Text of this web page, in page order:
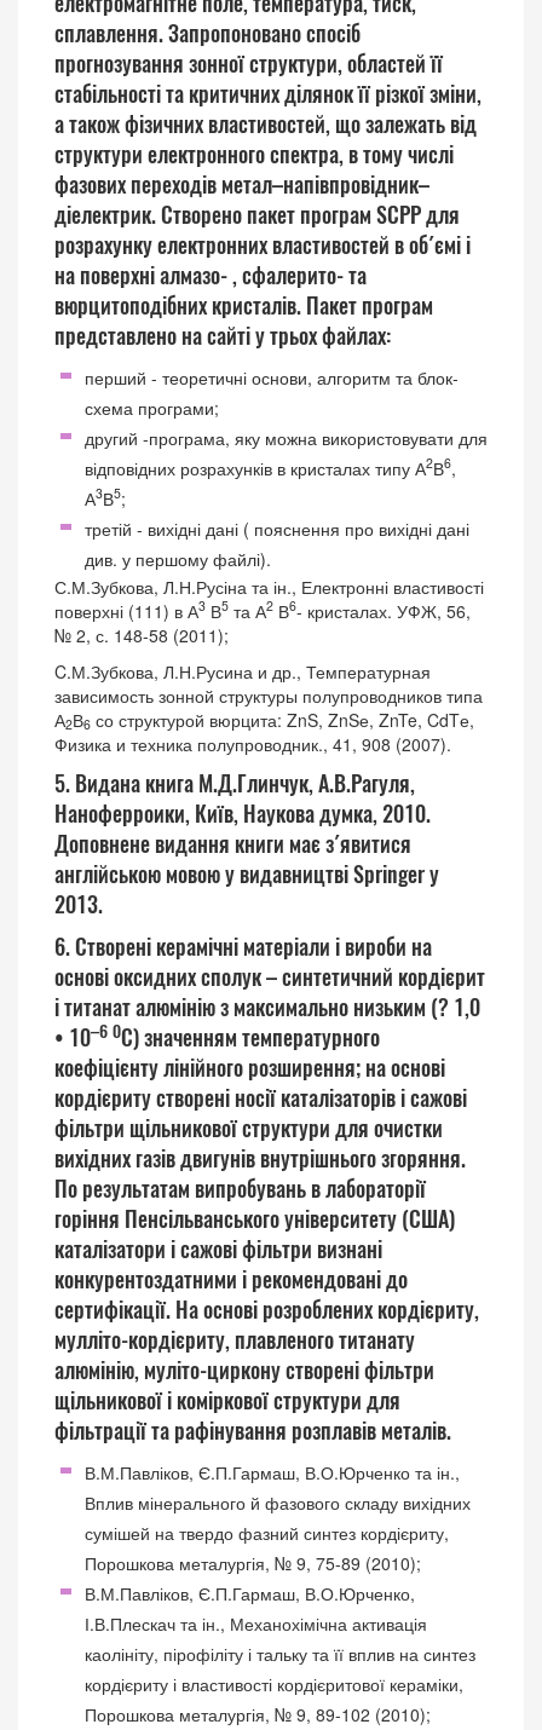
сплавлення. Запропоновано спосіб
прогнозування зонної структури, областей її
стабільності та критичних ділянок її різкої зміни,
а також фізичних властивостей, що залежать від
структури електронного спектра, в тому числі
фазових переходів метал–напівпровідник–
діелектрик. Створено пакет програм SCPP для
розрахунку електронних властивостей в об´ємі і
на поверхні алмазо- , сфалерито- та
вюрцитоподібних кристалів. Пакет програм
представлено на сайті у трьох файлах:
перший - теоретичні основи, алгоритм та блок-
схема програми;
другий -програма, яку можна використовувати для
відповідних розрахунків в кристалах типу А2В6,
А3В5;
третій - вихідні дані ( пояснення про вихідні дані
див. у першому файлі).
С.М.Зубкова, Л.Н.Русіна та ін., Електронні властивості
поверхні (111) в А3 В5 та А2 В6- кристалах. УФЖ, 56,
№ 2, с. 148-58 (2011);
C.М.Зубкова, Л.Н.Русина и др., Температурная
зависимость зонной структуры полупроводников типа
А2В6 со структурой вюрцита: ZnS, ZnSе, ZnTe, CdTе,
Физика и техника полупроводник., 41, 908 (2007).
5. Видана книга М.Д.Глинчук, А.В.Рагуля,
Наноферроики, Київ, Наукова думка, 2010.
Доповнене видання книги має з´явитися
англійською мовою у видавництві Springer у
2013.
6. Створені керамічні матеріали і вироби на
основі оксидних сполук – синтетичний кордієрит
і титанат алюмінію з максимально низьким (? 1,0
• 10–6 0С) значенням температурного
коефіцієнту лінійного розширення; на основі
кордієриту створені носії каталізаторів і сажові
фільтри щільникової структури для очистки
вихідних газів двигунів внутрішнього згоряння.
По результатам випробувань в лабораторії
горіння Пенсільванського університету (США)
каталізатори і сажові фільтри визнані
конкурентоздатними і рекомендовані до
сертифікації. На основі розроблених кордієриту,
мулліто-кордієриту, плавленого титанату
алюмінію, муліто-циркону створені фільтри
щільникової і коміркової структури для
фільтрації та рафінування розплавів металів.
В.М.Павліков, Є.П.Гармаш, В.О.Юрченко та ін.,
Вплив мінерального й фазового складу вихідних
сумішей на твердо фазний синтез кордієриту,
Порошкова металургія, № 9, 75-89 (2010);
В.М.Павліков, Є.П.Гармаш, В.О.Юрченко,
І.В.Плескач та ін., Механохімічна активація
каолініту, пірофіліту і тальку та її вплив на синтез
кордієриту і властивості кордієритової кераміки,
Порошкова металургія, № 9, 89-102 (2010);